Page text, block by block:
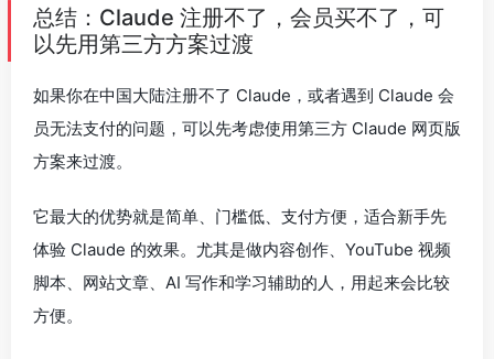
总结：Claude 注册不了，会员买不了，可
以先用第三方方案过渡
如果你在中国大陆注册不了 Claude，或者遇到 Claude 会
员无法支付的问题，可以先考虑使用第三方 Claude 网页版
方案来过渡。
它最大的优势就是简单、门槛低、支付方便，适合新手先
体验 Claude 的效果。尤其是做内容创作、YouTube 视频
脚本、网站文章、AI 写作和学习辅助的人，用起来会比较
方便。